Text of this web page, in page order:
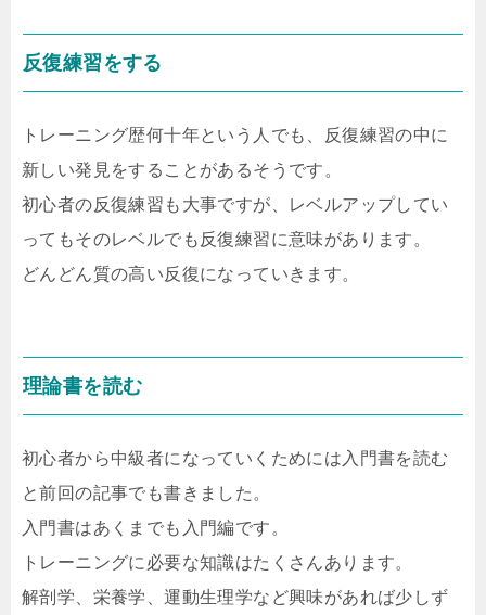
反復練習をする
トレーニング歴何十年という人でも、反復練習の中に
新しい発見をすることがあるそうです。
初心者の反復練習も大事ですが、レベルアップしてい
ってもそのレベルでも反復練習に意味があります。
どんどん質の高い反復になっていきます。
理論書を読む
初心者から中級者になっていくためには入門書を読む
と前回の記事でも書きました。
入門書はあくまでも入門編です。
トレーニングに必要な知識はたくさんあります。
解剖学、栄養学、運動生理学など興味があれば少しず